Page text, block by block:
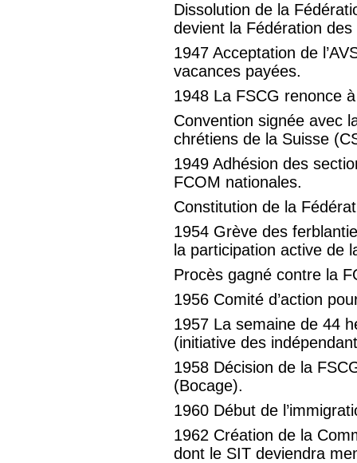
Dissolution de la
devient la Fédération
1947 Acceptation de
vacances payées.
1948 La FSCG renonce
Convention signée avec
chrétiens de la Suisse
1949 Adhésion des
FCOM nationales.
Constitution de la
1954 Grève des
la participation active de
Procès gagné contre la
1956 Comité d’action
1957 La semaine de 44
(initiative des
1958 Décision de la
(Bocage).
1960 Début de
1962 Création de la
dont le SIT deviendra